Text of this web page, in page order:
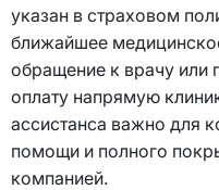
указан в страховом
ближайшее
обращение к врачу или
оплату напрямую
ассистанса важно для
помощи и полного
компанией.